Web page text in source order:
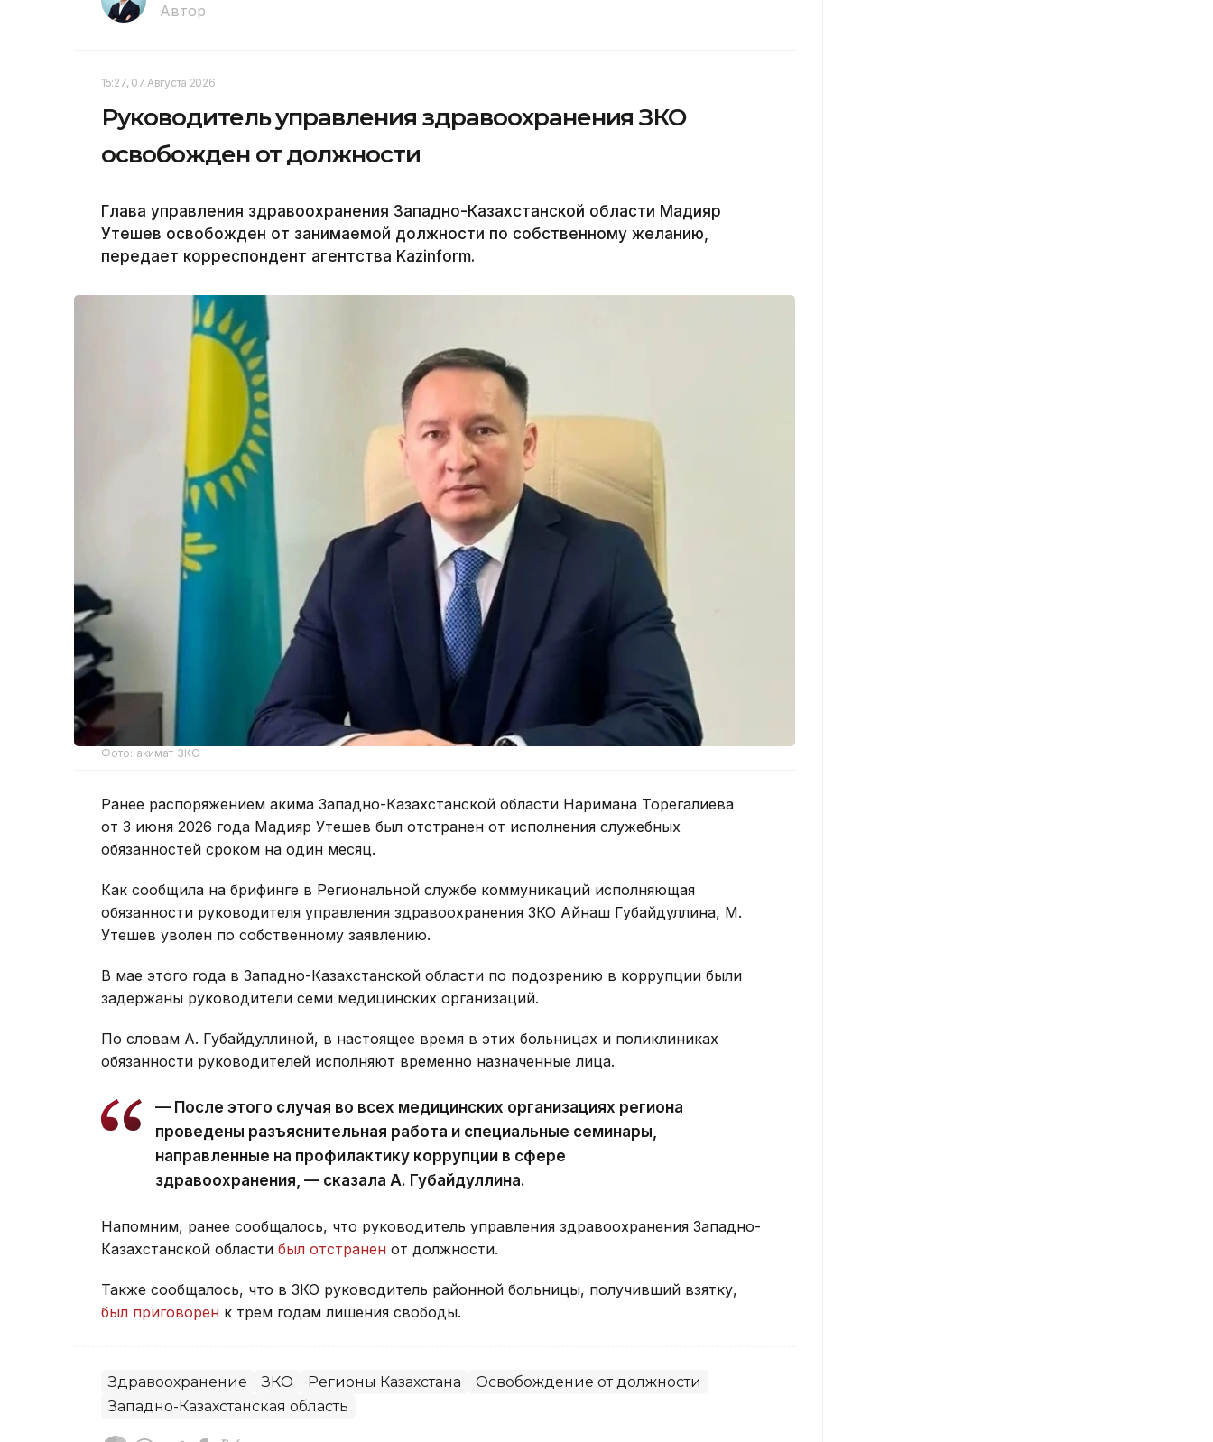
Автор
15:27, 07 Августа 2026
Руководитель управления здравоохранения ЗКО
освобожден от должности
Глава управления здравоохранения Западно-Казахстанской области Мадияр
Утешев освобожден от занимаемой должности по собственному желанию,
передает корреспондент агентства Kazinform.
Фото: акимат ЗКО
Ранее распоряжением акима Западно-Казахстанской области Наримана Торегалиева
от 3 июня 2026 года Мадияр Утешев был отстранен от исполнения служебных
обязанностей сроком на один месяц.
Как сообщила на брифинге в Региональной службе коммуникаций исполняющая
обязанности руководителя управления здравоохранения ЗКО Айнаш Губайдуллина, М.
Утешев уволен по собственному заявлению.
В мае этого года в Западно-Казахстанской области по подозрению в коррупции были
задержаны руководители семи медицинских организаций.
По словам А. Губайдуллиной, в настоящее время в этих больницах и поликлиниках
обязанности руководителей исполняют временно назначенные лица.
— После этого случая во всех медицинских организациях региона
проведены разъяснительная работа и специальные семинары,
направленные на профилактику коррупции в сфере
здравоохранения, — сказала А. Губайдуллина.
Напомним, ранее сообщалось, что руководитель управления здравоохранения Западно-
Казахстанской области был отстранен от должности.
Также сообщалось, что в ЗКО руководитель районной больницы, получивший взятку,
был приговорен к трем годам лишения свободы.
Здравоохранение ЗКО Регионы Казахстана
Освобождение от должности
Западно-Казахстанская область